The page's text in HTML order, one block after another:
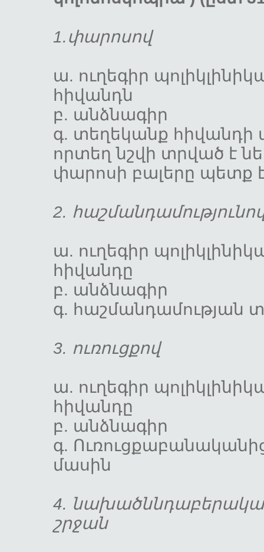
1.փարոսով
ա. ուղեգիր
հիվանդն
բ.
գ. տեղեկանք հիվանդի
որտեղ նշվի տրված է
փարոսի բալերը
2.
ա. ուղեգիր
հիվանդը
բ.
գ.
3. ուռուցքով
ա. ուղեգիր
հիվանդը
բ.
գ.
մասին
4.
շրջան